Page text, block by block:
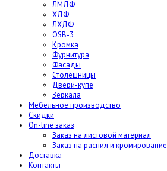
ЛМДФ
ХДФ
ЛХДФ
OSB-3
Кромка
Фурнитура
Фасады
Столешницы
Двери-купе
Зеркала
Мебельное производство
Скидки
On-line заказ
Заказ на листовой материал
Заказ на распил и кромирование
Доставка
Контакты